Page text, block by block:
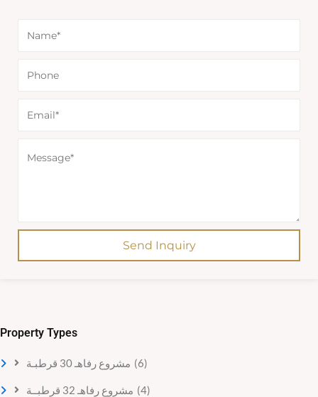
Send Inquiry
Property Types
مشروع رفاهـ 30 قرطبـة (6)
مشروع رفاهـ 32 قرطبــة (4)